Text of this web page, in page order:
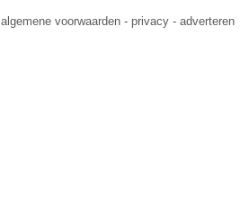
algemene voorwaarden - privacy - adverteren